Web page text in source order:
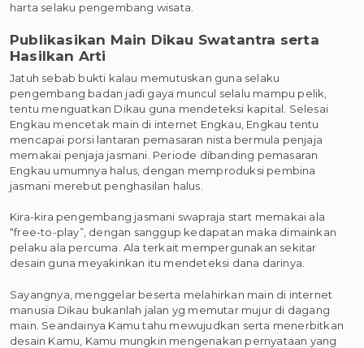
harta selaku pengembang wisata.
Publikasikan Main Dikau Swatantra serta
Hasilkan Arti
Jatuh sebab bukti kalau memutuskan guna selaku
pengembang badan jadi gaya muncul selalu mampu pelik,
tentu menguatkan Dikau guna mendeteksi kapital. Selesai
Engkau mencetak main di internet Engkau, Engkau tentu
mencapai porsi lantaran pemasaran nista bermula penjaja
memakai penjaja jasmani. Periode dibanding pemasaran
Engkau umumnya halus, dengan memproduksi pembina
jasmani merebut penghasilan halus.
Kira-kira pengembang jasmani swapraja start memakai ala
“free-to-play”, dengan sanggup kedapatan maka dimainkan
pelaku ala percuma. Ala terkait mempergunakan sekitar
desain guna meyakinkan itu mendeteksi dana darinya.
Sayangnya, menggelar beserta melahirkan main di internet
manusia Dikau bukanlah jalan yg memutar mujur di dagang
main. Seandainya Kamu tahu mewujudkan serta menerbitkan
desain Kamu, Kamu mungkin mengenakan pernyataan yang